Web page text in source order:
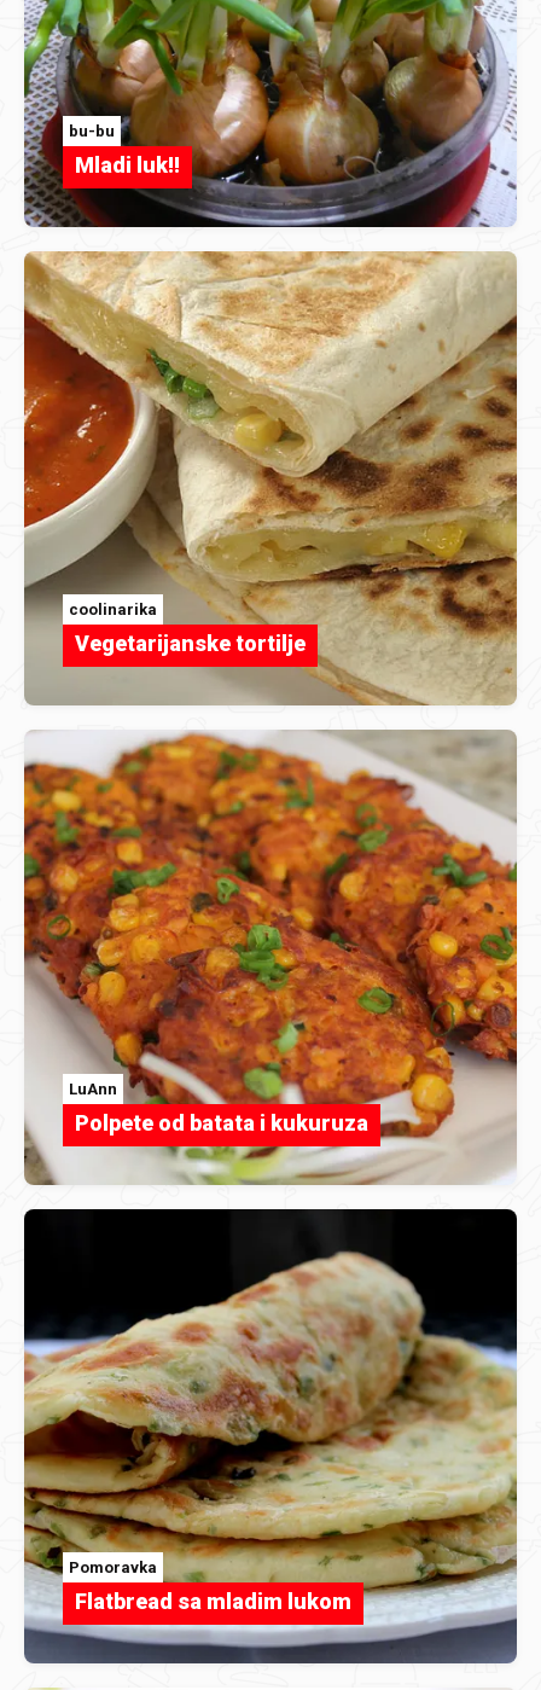
bu-bu
Mladi luk!!
coolinarika
Vegetarijanske tortilje
LuAnn
Polpete od batata i kukuruza
Pomoravka
Flatbread sa mladim lukom